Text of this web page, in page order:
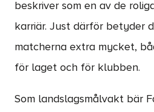
beskriver som en av de
karriär. Just därför betyder
matcherna extra mycket,
för laget och för klubben.
Som landslagsmålvakt bär